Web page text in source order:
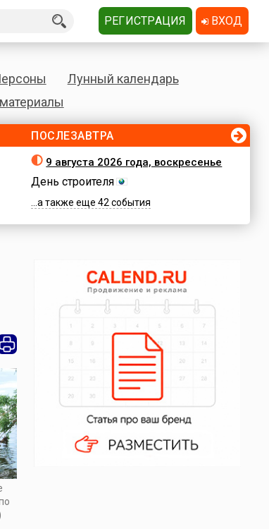
Лунный календарь
ПОСЛЕЗАВТРА
9 августа 2026 года, воскресенье
День строителя
...а также еще 42 события
РЕГИСТРАЦИЯ ВХОД